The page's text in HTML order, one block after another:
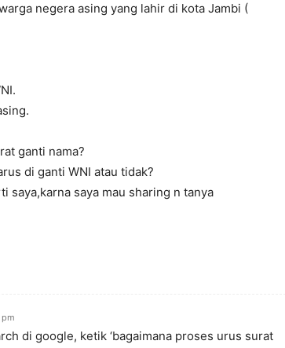
negera asing yang lahir di kota Jambi (
ganti nama?
di ganti WNI atau tidak?
saya,karna saya mau sharing n tanya
pm
di google, ketik ‘bagaimana proses urus surat